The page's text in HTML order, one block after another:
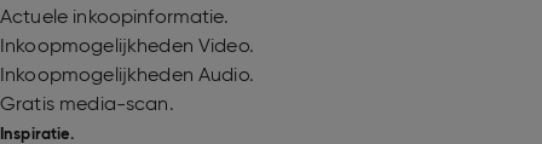
Actuele inkoopinformatie.
Inkoopmogelijkheden Video.
Inkoopmogelijkheden Audio.
Gratis media-scan.
Inspiratie.